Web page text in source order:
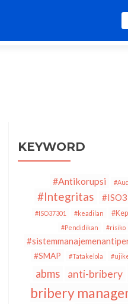
KEYWORD
#Antikorupsi
#Integritas
#ISO37301 #keadilan
#Pendidikan #risiko
#SMAP #Tatakelola
abms anti-bribery
bribery